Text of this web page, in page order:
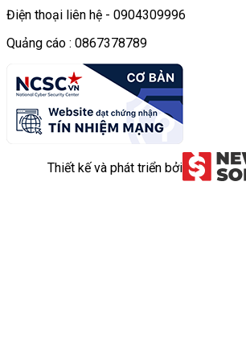
Điện thoại liên hệ - 0904309996
Quảng cáo : 0867378789
Thiết kế và phát triển bởi